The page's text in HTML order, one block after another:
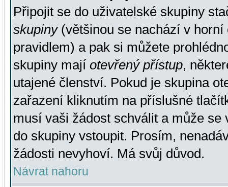
Připojit se do uživatelské skupiny
skupiny(většinou se nachází v horní
pravidlem) a pak si můžete
skupiny mají otevřený přístup,
utajené členství. Pokud je skupina
zařazení kliknutím na příslušné
musí vaši žádost schválit a může se
do skupiny vstoupit. Prosím,
žádosti nevyhoví. Má svůj důvod.
Návrat nahoru